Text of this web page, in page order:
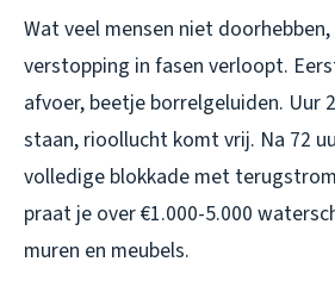
Wat veel mensen niet
verstopping in fasen verloopt.
afvoer, beetje borrelgeluiden. Uur
staan, rioollucht komt vrij. Na 72
volledige blokkade met
praat je over €1.000-5.000
muren en meubels.